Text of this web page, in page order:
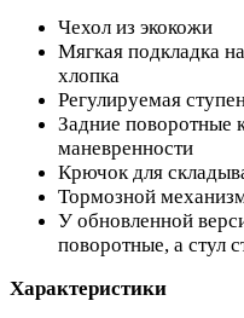
Чехол из экокожи
Мягкая подкладка
хлопка
Регулируемая
Задние поворотные
маневренности
Крючок для
Тормозной
У обновленной
поворотные, а стул
Характеристики